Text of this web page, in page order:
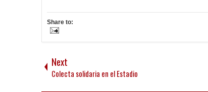
Share to:
Next
Colecta solidaria en el Estadio